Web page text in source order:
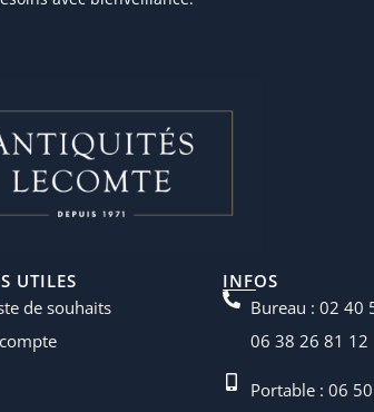
UTILES
de souhaits
INFOS
Bureau : 02 40
06 38 26 81 12
Portable : 06